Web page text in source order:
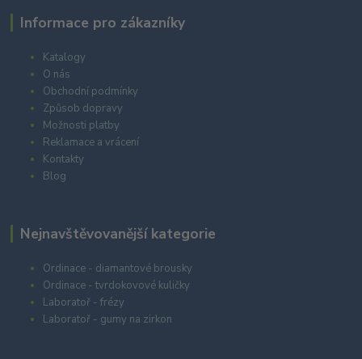
Informace pro zákazníky
Katalogy
O nás
Obchodní podmínky
Způsob dopravy
Možnosti platby
Reklamace a vrácení
Kontakty
Blog
Nejnavštěvovanější kategorie
Ordinace - diamantové brousky
Ordinace - tvrdokovové kuličky
Laboratoř - frézy
Laboratoř - gumy na zirkon